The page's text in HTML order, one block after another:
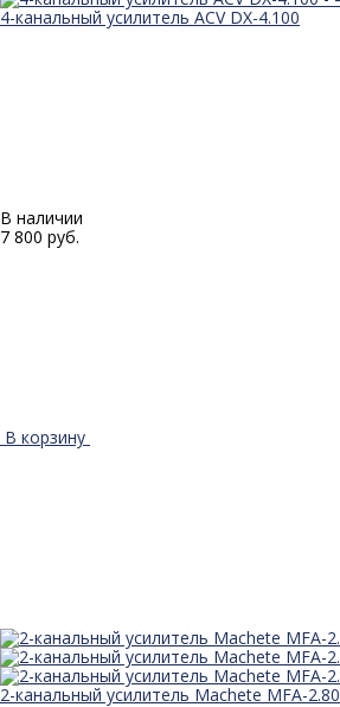
4-канальный усилитель ACV DX-4.100
В наличии
7 800 руб.
В корзину
2-канальный усилитель Machete MFA-2.80